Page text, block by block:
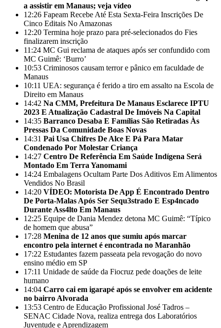
a assistir em Manaus; veja vídeo
12:26 Fapeam Recebe Até Esta Sexta-Feira Inscrições De
Cinco Editais No Amazonas
12:20 Termina hoje prazo para pré-selecionados do Fies
finalizarem inscrição
11:24 MC Gui reclama de ataques após ser confundido com
MC Guimê: ‘Burro’
10:53 Criminosos causam terror e pânico em faculdade de
Manaus
10:11 UEA: segurança é ferido a tiro em assalto na Escola de
Direito em Manaus
14:42 Na CMM, Prefeitura De Manaus Esclarece IPTU
2023 E Atualização Cadastral De Imóveis Na Capital
14:35 Barranco Desaba E Famílias São Retiradas Às
Pressas Da Comunidade Boas Novas
14:31 Pai Usa Chifres De Alce E Pá Para Matar
Condenado Por Molestar Criança
14:27 Centro De Referência Em Saúde Indígena Será
Montado Em Terra Yanomami
14:24 Embalagens Ocultam Parte Dos Aditivos Em Alimentos
Vendidos No Brasil
14:20 VÍDEO: Motorista De App É Encontrado Dentro
De Porta-Malas Após Ser Sequ3strado E Esp4ncado
Durante Ass4lto Em Manaus
12:25 Equipe de Dania Mendez detona MC Guimê: “Típico
de homem que abusa”
17:28 Menina de 12 anos que sumiu após marcar
encontro pela internet é encontrada no Maranhão
17:22 Estudantes fazem passeata pela revogação do novo
ensino médio em SP
17:11 Unidade de saúde da Fiocruz pede doações de leite
humano
14:04 Carro cai em igarapé após se envolver em acidente
no bairro Alvorada
13:53 Centro de Educação Profissional José Tadros –
SENAC Cidade Nova, realiza entrega dos Laboratórios
Juventude e Aprendizagem